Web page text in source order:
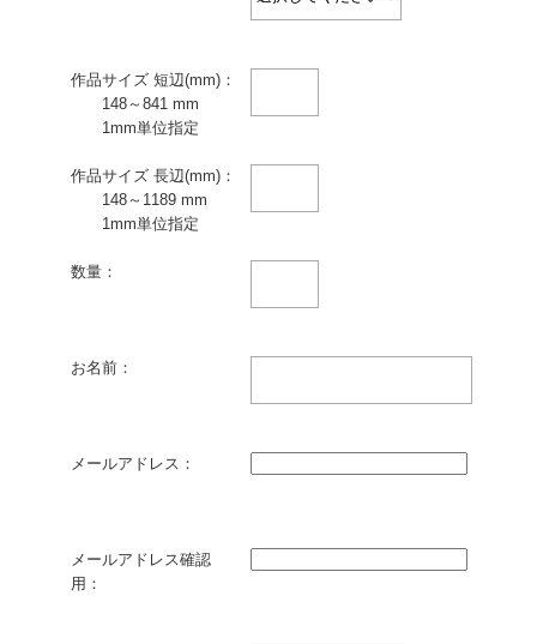
作品サイズ 短辺(mm)：
148～841 mm
1mm単位指定
作品サイズ 長辺(mm)：
148～1189 mm
1mm単位指定
数量：
お名前：
メールアドレス：
メールアドレス確認
用：